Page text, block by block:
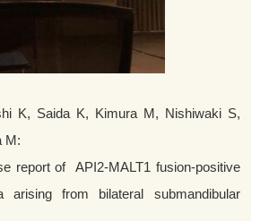
K, Saida K, Kimura M, Nishiwaki S,
M:
API2-MALT1 fusion-positive
arising from bilateral submandibular